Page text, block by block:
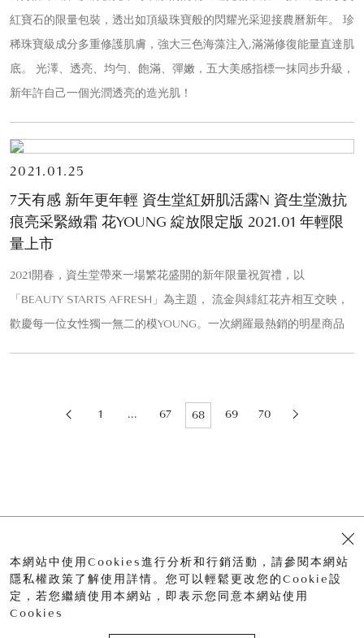
本網站中使用Cookies進行分析和行銷活動，請參閱本網站
隱私權政策了解使用詳情。您可以輕鬆更改您的Cookie設
定，若您繼續使用本網站，即表示您同意本網站使用
Cookies
紅寶石的限量包裝，透出如頂級珠寶般的閃耀光采迎接農曆新年。 珍
稀珠寶級成分多重修護肌膚，強大三色海藻注入,滿滿修復能量直達肌
底。 光澤、透亮、均勻、飽滿、彈嫩，五大美感指標一抹同步升級，
新年許自己一個光潤透亮的造光肌！
2021.01.25
7天有感 新年更年輕 資生堂紅妍肌活露N 資生堂激抗
痕亮采緊緻霜 花YOUNG 綻放限定版 2021.01 年輕限
量上市
2021開春，資生堂帶來一場繁花盛開的新年限量祝賀禮，以
「BEAUTY STARTS AFRESH」為主題， 流金與緋紅花卉相互交映，
歡慶每一位女性獨一無二的模YOUNG。一次網羅最熱銷的明星商品
1 ... 67 68 69 70
聯絡我們 使用條款 隱私權政策
© 2021 Shiseido Company, Limited All Rights Reserved.